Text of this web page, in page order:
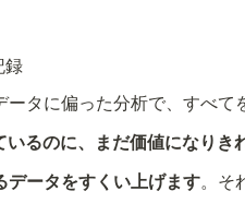
録
タに偏った分析で、すべて
るのに、まだ価値になりき
データをすくい上げます。そ